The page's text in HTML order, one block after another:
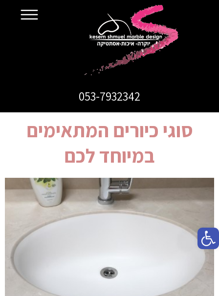
פתח סרגל נגישות
053-7932342
סוגי כיורים המתאימים
במיוחד לכם